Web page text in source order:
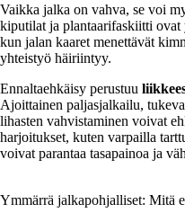
Vaikka jalka on vahva, se voi
kiputilat ja plantaarifaskiitti
kun jalan kaaret menettävät
yhteistyö häiriintyy.
Ennaltaehkäisy perustuu
Ajoittainen paljasjalkailu,
lihasten vahvistaminen voivat
harjoitukset, kuten varpailla
voivat parantaa tasapainoa ja
Ymmärrä jalkapohjalliset: Mitä